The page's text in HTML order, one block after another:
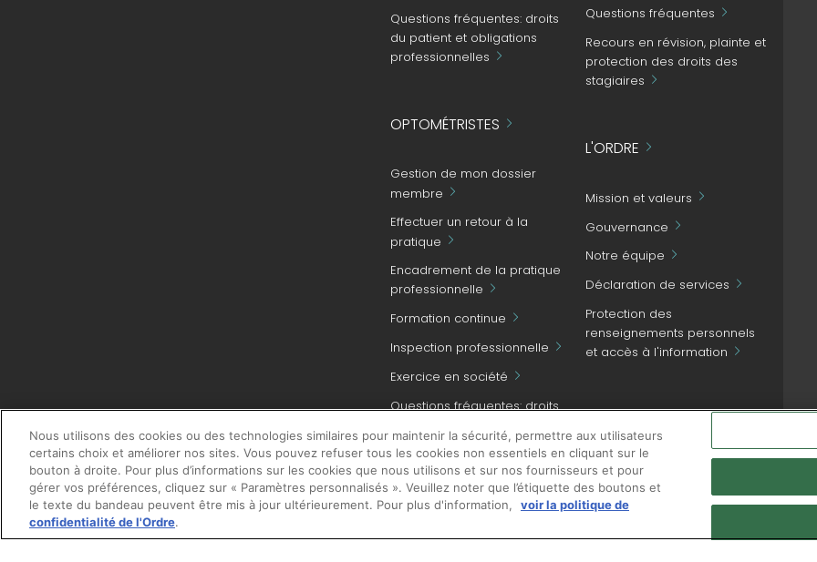
Questions fréquentes: droits
du patient et obligations
professionnelles
OPTOMÉTRISTES
Gestion de mon dossier
membre
Effectuer un retour à la
pratique
Encadrement de la pratique
professionnelle
Formation continue
Inspection professionnelle
Exercice en société
Questions fréquentes: droits
professionnelles
Questions fréquentes
Recours en révision, plainte et
protection des droits des
stagiaires
L'ORDRE
Mission et valeurs
Gouvernance
Notre équipe
Déclaration de services
Protection des
renseignements personnels
et accès à l'information
Nous utilisons des cookies ou des technologies similaires pour maintenir la sécurité, permettre aux utilisateurs
certains choix et améliorer nos sites. Vous pouvez refuser tous les cookies non essentiels en cliquant sur le
bouton à droite. Pour plus d’informations sur les cookies que nous utilisons et sur nos fournisseurs et pour
gérer vos préférences, cliquez sur « Paramètres personnalisés ». Veuillez noter que l’étiquette des boutons et
le texte du bandeau peuvent être mis à jour ultérieurement. Pour plus d'information,
voir la politique de
confidentialité de l'Ordre.